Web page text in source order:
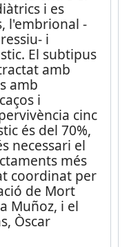
i es
l'embrional -
i
El subtipus
amb
amb
i
cinc
és del 70%,
necessari el
més
coordinat per
de Mort
Muñoz, i el
Òscar